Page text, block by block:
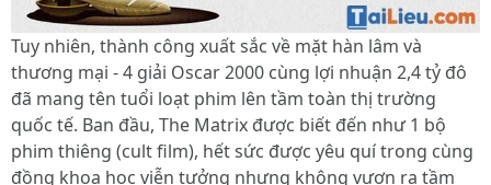
Tuy nhiên, thành công xuất sắc về mặt hàn lâm và
thương mại - 4 giải Oscar 2000 cùng lợi nhuận 2,4 tỷ đô
đã mang tên tuổi loạt phim lên tầm toàn thị trường
quốc tế. Ban đầu, The Matrix được biết đến như 1 bộ
phim thiêng (cult film), hết sức được yêu quí trong cùng
đồng khoa học viễn tưởng nhưng không vươn ra tầm